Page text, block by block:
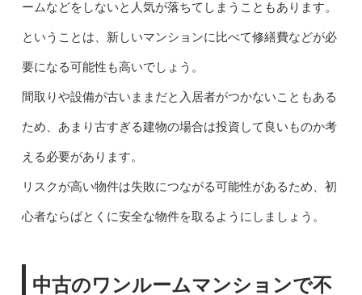
ームなどをしないと人気が落ちてしまうこともあります。
ということは、新しいマンションに比べて修繕費などが必
要になる可能性も高いでしょう。
間取りや設備が古いままだと入居者がつかないこともある
ため、あまり古すぎる建物の場合は投資して良いものか考
える必要があります。
リスクが高い物件は失敗につながる可能性があるため、初
心者ならばとくに安全な物件を取るようにしましょう。
中古のワンルームマンションで不